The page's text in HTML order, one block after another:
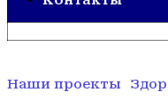
Наши проекты